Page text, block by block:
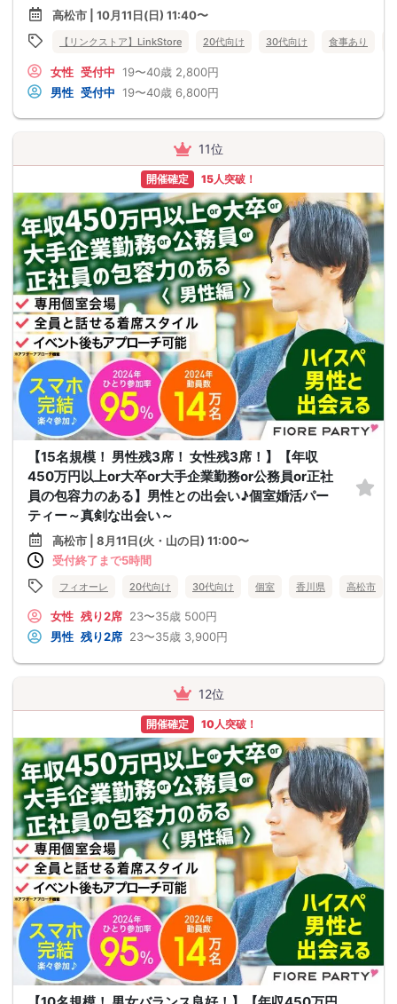
高松市 | 10月11日(日) 11:40〜
【リンクストア】LinkStore 20代向け 30代向け 食事あり
女性 受付中 19〜40歳 2,800円
男性 受付中 19〜40歳 6,800円
11位
開催確定 15人突破！
【15名規模！ 男性残3席！ 女性残3席！】【年収
450万円以上or大卒or大手企業勤務or公務員or正社
員の包容力のある】男性との出会い♪個室婚活パー
ティー～真剣な出会い～
高松市 | 8月11日(火・山の日) 11:00〜
受付終了まで5時間
フィオーレ 20代向け 30代向け 個室 香川県 高松市
女性 残り2席 23〜35歳 500円
男性 残り2席 23〜35歳 3,900円
12位
開催確定 10人突破！